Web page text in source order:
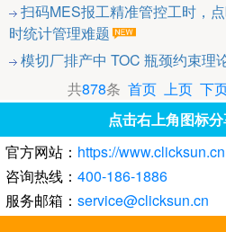
扫码MES报工精准管控工时，
时统计管理难题
模切厂排产中 TOC 瓶颈约束理
共878条 首页 上页 下
点击右上角图标
官方网站： https://www.clicksun.cn
咨询热线： 400-186-1886
服务邮箱： service@clicksun.cn